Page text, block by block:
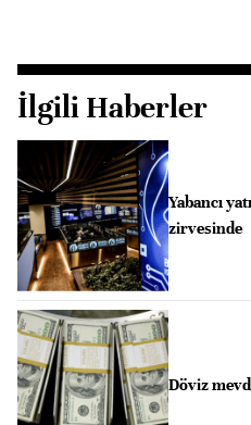
İlgili Haberler
Yabancı
zirvesinde
Döviz